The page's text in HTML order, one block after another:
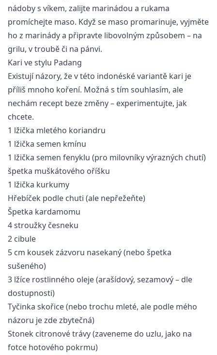
nádoby s víkem, zalijte marinádou a rukama
promíchejte maso. Když se maso promarinuje, vyjměte
ho z marinády a připravte libovolným způsobem – na
grilu, v troubě či na pánvi.
Kari ve stylu Padang
Existují názory, že v této indonéské variantě kari je
příliš mnoho koření. Možná s tím souhlasím, ale
nechám recept beze změny – experimentujte, jak
chcete.
1 lžička mletého koriandru
1 lžička semen kmínu
1 lžička semen fenyklu (pro milovníky výrazných chutí)
špetka muškátového oříšku
1 lžička kurkumy
Hřebíček podle chuti (ale nepřežeňte)
Špetka kardamomu
4 stroužky česneku
2 cibule
5 cm kousek zázvoru nasekaný (nebo špetka
sušeného)
3 lžíce rostlinného oleje (arašídový, sezamový – dle
dostupnosti)
Tyčinka skořice (nebo trochu mleté, ale podle mého
názoru je zde zbytečná)
Stonek citronové trávy (zaveneme do uzlu, jako na
fotce hotového pokrmu)